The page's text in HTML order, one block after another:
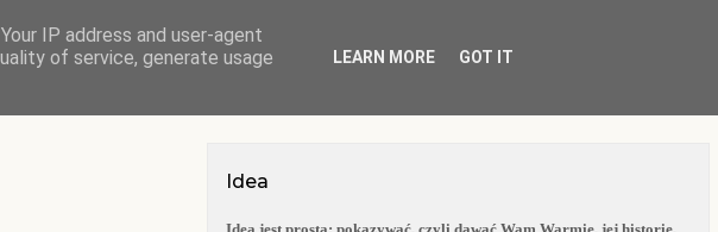
O BLOGU WARMIA KOŚCIOŁY WARMII
Idea
IP address and user-agent
of service, generate usage
LEARN MORE GOT IT